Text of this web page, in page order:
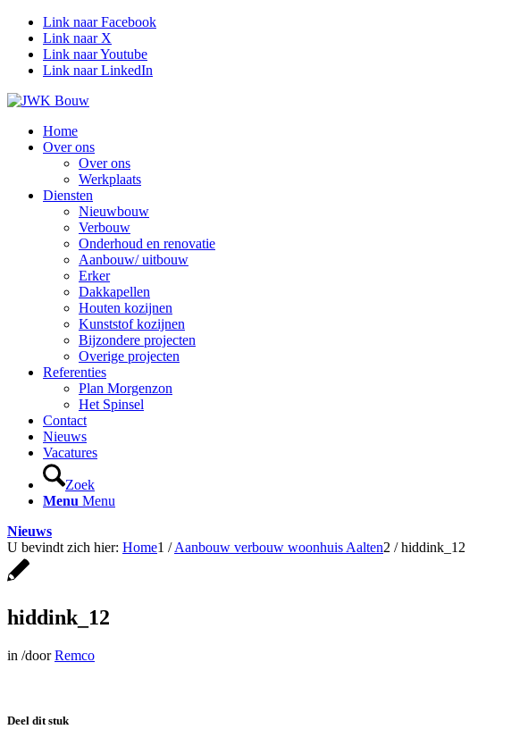
Link naar Facebook
Link naar X
Link naar Youtube
Link naar LinkedIn
Home
Over ons
Over ons
Werkplaats
Diensten
Nieuwbouw
Verbouw
Onderhoud en renovatie
Aanbouw/ uitbouw
Erker
Dakkapellen
Houten kozijnen
Kunststof kozijnen
Bijzondere projecten
Overige projecten
Referenties
Plan Morgenzon
Het Spinsel
Contact
Nieuws
Vacatures
Zoek
Menu Menu
Nieuws
U bevindt zich hier: Home1 / Aanbouw verbouw woonhuis Aalten2 / hiddink_12
hiddink_12
in /doorRemco
Deel dit stuk